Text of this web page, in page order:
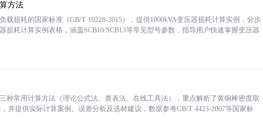
方法
载损耗的国家标准（GB/T 10228-2015），提供1000kVA变压器损耗计算实例，分步
损耗计算实例表格，涵盖SCB10/SCB13等常见型号参数，指导用户快速掌握变压器
种常用计算方法（理论公式法、查表法、在线工具法），重点解析了黄铜棒密度取
并提供实际计算案例、误差分析及选材建议，数据参考GB/T 4423-2007等国家标